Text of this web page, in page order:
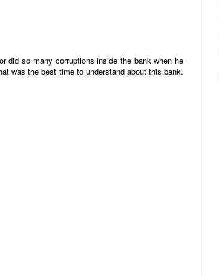
did so many corruptions inside the bank when he
was the best time to understand about this bank.